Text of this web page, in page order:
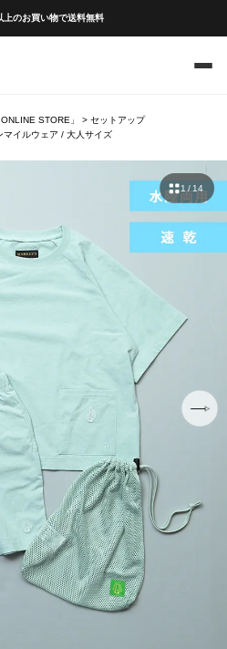
のお買い物で送料無料
STORE」
セットアップ
マイルウェア / 大人サイズ
1 / 14